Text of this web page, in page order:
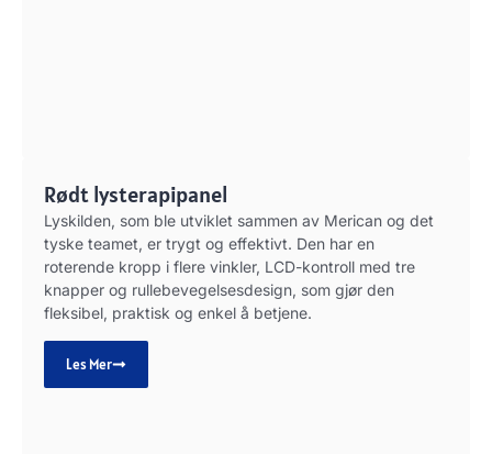
Rødt lysterapipanel
Lyskilden, som ble utviklet sammen av Merican og det
tyske teamet, er trygt og effektivt. Den har en
roterende kropp i flere vinkler, LCD-kontroll med tre
knapper og rullebevegelsesdesign, som gjør den
fleksibel, praktisk og enkel å betjene.
Les Mer